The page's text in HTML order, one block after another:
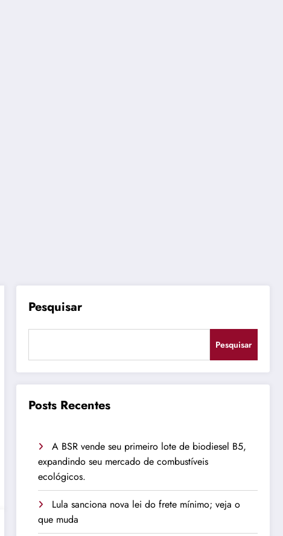
Pesquisar
Pesquisar
Posts Recentes
A BSR vende seu primeiro lote de biodiesel B5,
expandindo seu mercado de combustíveis
ecológicos.
Lula sanciona nova lei do frete mínimo; veja o
que muda